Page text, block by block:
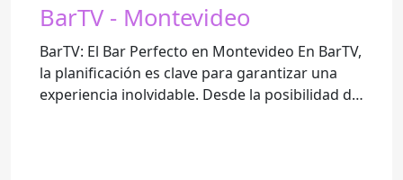
BarTV - Montevideo
BarTV: El Bar Perfecto en Montevideo En BarTV,
la planificación es clave para garantizar una
experiencia inolvidable. Desde la posibilidad de